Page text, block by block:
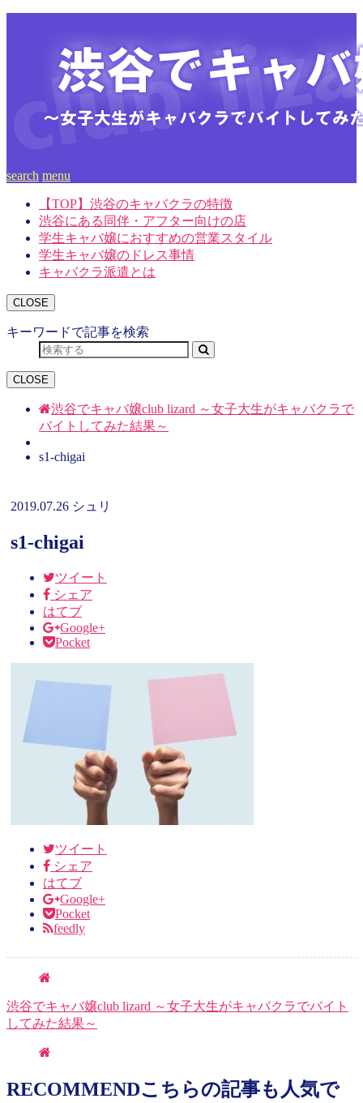
search menu
【TOP】渋谷のキャバクラの特徴
渋谷にある同伴・アフター向けの店
学生キャバ嬢におすすめの営業スタイル
学生キャバ嬢のドレス事情
キャバクラ派遣とは
CLOSE
キーワードで記事を検索
CLOSE
渋谷でキャバ嬢club lizard ～女子大生がキャバクラで
バイトしてみた結果～
s1-chigai
2019.07.26 シュリ
s1-chigai
ツイート
シェア
はてブ
Google+
Pocket
ツイート
シェア
はてブ
Google+
Pocket
feedly
渋谷でキャバ嬢club lizard ～女子大生がキャバクラでバイト
してみた結果～
RECOMMENDこちらの記事も人気で